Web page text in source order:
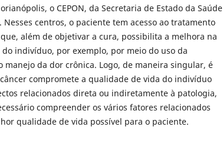
o CEPON, da Secretaria de Estado da Saúde
Nesses centros, o paciente tem acesso ao tratamento
além de objetivar a cura, possibilita a melhora na
indivíduo, por exemplo, por meio do uso da
manejo da dor crônica. Logo, de maneira singular, é
compromete a qualidade de vida do indivíduo
relacionados direta ou indiretamente à patologia,
compreender os vários fatores relacionados
qualidade de vida possível para o paciente.